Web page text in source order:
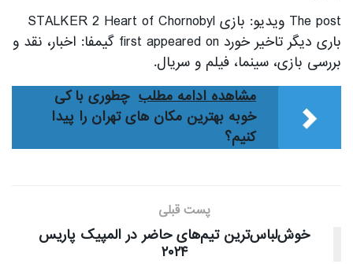
The post ویدیو: بازی STALKER 2 Heart of Chornobyl
باری دیگر تاخیر خورد first appeared on گیمفا: اخبار، نقد و
بررسی بازی، سینما، فیلم و سریال.
مشاهده ادامه مطلب چطوری با کی
خوبه بهترین مکان های تهران را پیدا
کنیم؟
پست قبلی
خوش‌لباس‌ترین تیم‌های حاضر در المپیک پاریس
۲۰۲۴